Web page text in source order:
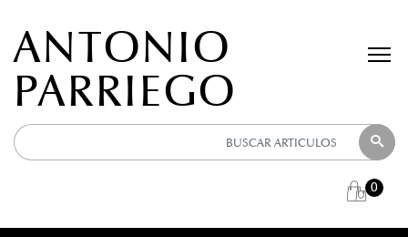
ANTONIO
PARRIEGO
0